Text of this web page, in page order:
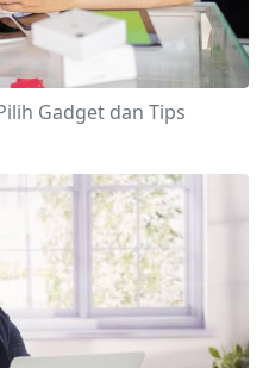
Gadget dan Tips